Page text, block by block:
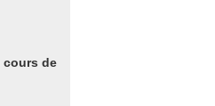
cours de